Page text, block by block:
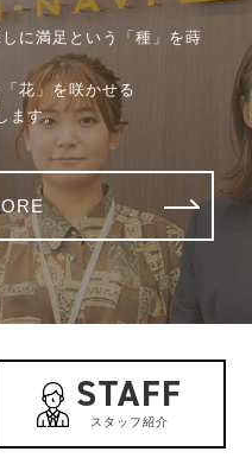
に満足という「種」を蒔
花」を咲かせる
ます。
STAFF
スタッフ紹介